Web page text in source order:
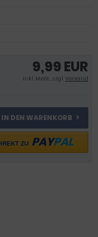
9,99 EUR
inkl .MwSt., zzgl.Versand
IN DEN WARENKORB
ZU PAYPAL